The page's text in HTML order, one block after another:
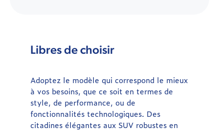
Libres de choisir
Adoptez le modèle qui correspond le mieux
à vos besoins, que ce soit en termes de
style, de performance, ou de
fonctionnalités technologiques. Des
citadines élégantes aux SUV robustes en